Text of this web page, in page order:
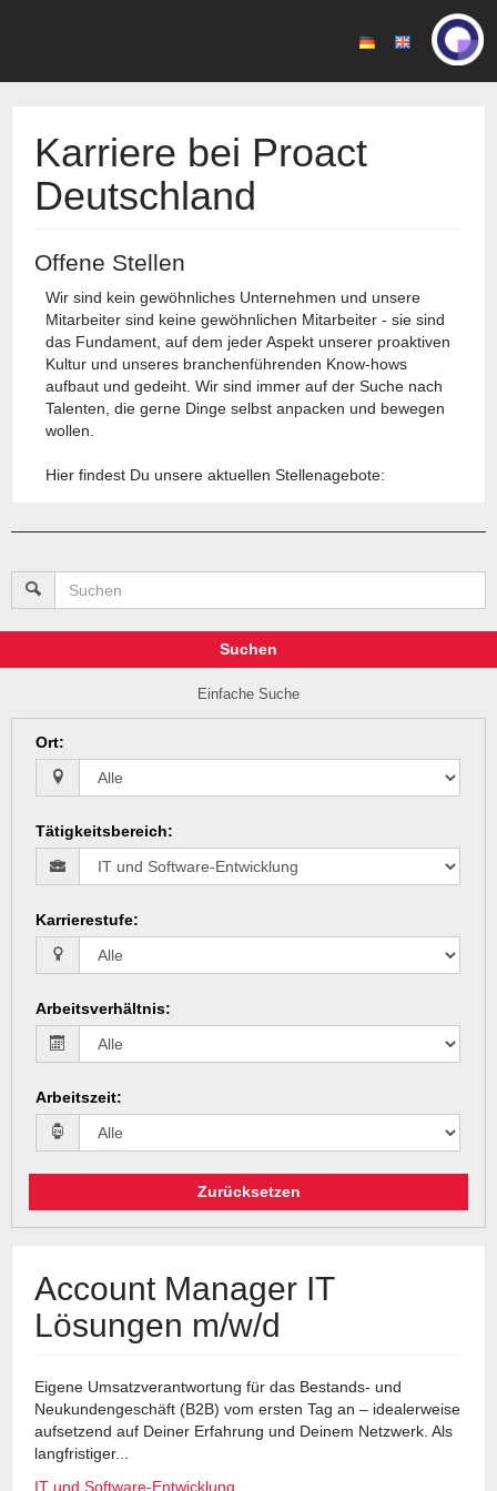
Karriere bei Proact
Deutschland
Offene Stellen
Wir sind kein gewöhnliches Unternehmen und unsere
Mitarbeiter sind keine gewöhnlichen Mitarbeiter - sie sind
das Fundament, auf dem jeder Aspekt unserer proaktiven
Kultur und unseres branchenführenden Know-hows
aufbaut und gedeiht. Wir sind immer auf der Suche nach
Talenten, die gerne Dinge selbst anpacken und bewegen
wollen.
Hier findest Du unsere aktuellen Stellenagebote:
Suchen
Einfache Suche
Ort:
Tätigkeitsbereich:
Karrierestufe:
Arbeitsverhältnis:
Arbeitszeit:
Zurücksetzen
Account Manager IT
Lösungen m/w/d
Eigene Umsatzverantwortung für das Bestands- und
Neukundengeschäft (B2B) vom ersten Tag an – idealerweise
aufsetzend auf Deiner Erfahrung und Deinem Netzwerk. Als
langfristiger...
IT und Software-Entwicklung